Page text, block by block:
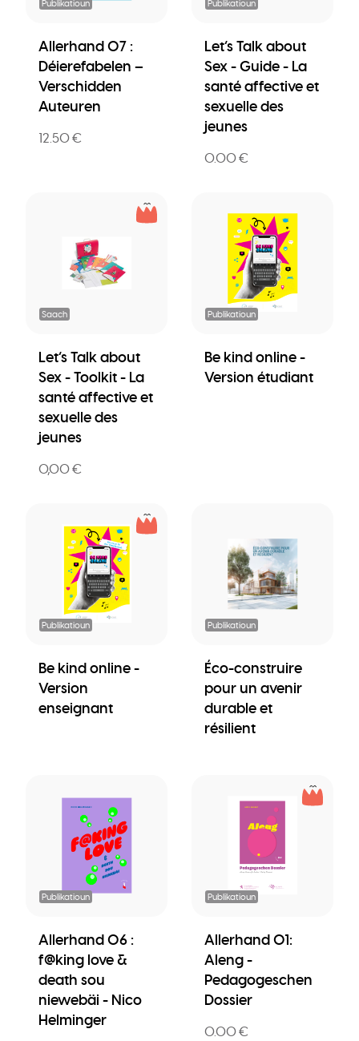
Publikatioun
Allerhand 07 :
Déierefabelen –
Verschidden
Auteuren
12.50 €
Publikatioun
Let’s Talk about
Sex - Guide - La
santé affective et
sexuelle des
jeunes
0.00 €
Saach
Let’s Talk about
Sex - Toolkit - La
santé affective et
sexuelle des
jeunes
0,00 €
Publikatioun
Be kind online -
Version étudiant
Publikatioun
Be kind online -
Version
enseignant
Publikatioun
Éco-construire
pour un avenir
durable et
résilient
Publikatioun
Allerhand 06 :
f@king love &
death sou
niewebäi - Nico
Helminger
Publikatioun
Allerhand 01:
Aleng -
Pedagogeschen
Dossier
0.00 €